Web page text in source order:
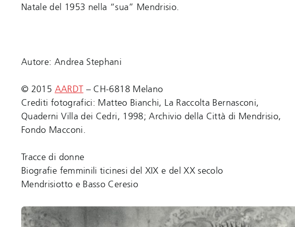
Natale del 1953 nella “sua” Mendrisio.
Autore: Andrea Stephani
© 2015 AARDT – CH-6818 Melano
Crediti fotografici: Matteo Bianchi, La Raccolta Bernasconi,
Quaderni Villa dei Cedri, 1998; Archivio della Città di Mendrisio,
Fondo Macconi.
Tracce di donne
Biografie femminili ticinesi del XIX e del XX secolo
Mendrisiotto e Basso Ceresio